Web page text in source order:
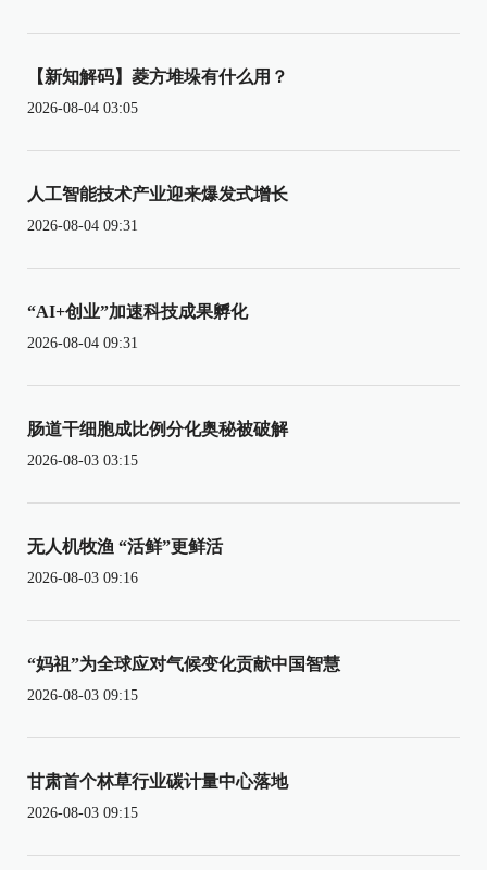
【新知解码】菱方堆垛有什么用？
2026-08-04 03:05
人工智能技术产业迎来爆发式增长
2026-08-04 09:31
“AI+创业”加速科技成果孵化
2026-08-04 09:31
肠道干细胞成比例分化奥秘被破解
2026-08-03 03:15
无人机牧渔 “活鲜”更鲜活
2026-08-03 09:16
“妈祖”为全球应对气候变化贡献中国智慧
2026-08-03 09:15
甘肃首个林草行业碳计量中心落地
2026-08-03 09:15